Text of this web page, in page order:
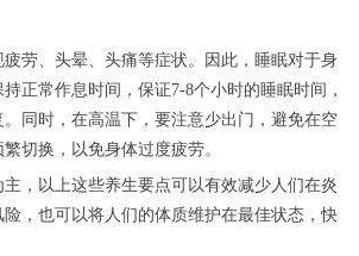
劳、头晕、头痛等症状。因此，睡眠对于身
正常作息时间，保证7-8个小时的睡眠时间，
同时，在高温下，要注意少出门，避免在空
切换，以免身体过度疲劳。
，以上这些养生要点可以有效减少人们在炎
，也可以将人们的体质维护在最佳状态，快